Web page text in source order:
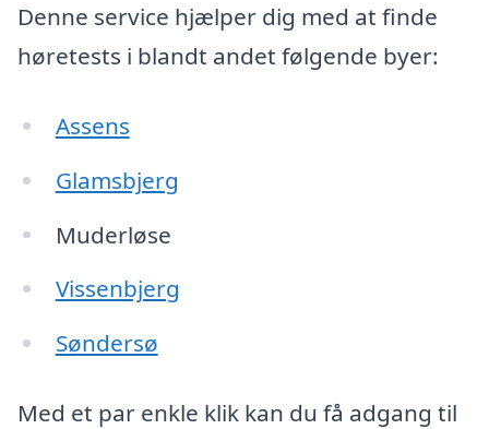
Denne service hjælper dig med at finde
høretests i blandt andet følgende byer:
Assens
Glamsbjerg
Muderløse
Vissenbjerg
Søndersø
Med et par enkle klik kan du få adgang til